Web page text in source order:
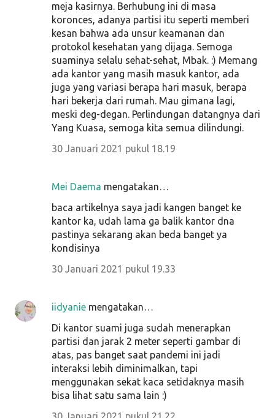
meja kasirnya. Berhubung ini di masa
koronces, adanya partisi itu seperti memberi
kesan bahwa ada unsur keamanan dan
protokol kesehatan yang dijaga. Semoga
suaminya selalu sehat-sehat, Mbak. :) Memang
ada kantor yang masih masuk kantor, ada
juga yang variasi berapa hari masuk, berapa
hari bekerja dari rumah. Mau gimana lagi,
meski deg-degan. Perlindungan datangnya dari
Yang Kuasa, semoga kita semua dilindungi.
30 Januari 2021 pukul 18.19
Mei Daema mengatakan…
baca artikelnya saya jadi kangen banget ke
kantor ka, udah lama ga balik kantor dna
pastinya sekarang akan beda banget ya
kondisinya
30 Januari 2021 pukul 19.33
iidyanie mengatakan…
Di kantor suami juga sudah menerapkan
partisi dan jarak 2 meter seperti gambar di
atas, pas banget saat pandemi ini jadi
interaksi lebih diminimalkan, tapi
menggunakan sekat kaca setidaknya masih
bisa lihat satu sama lain :)